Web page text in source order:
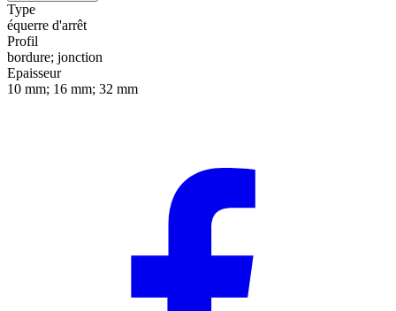
Type
équerre d'arrêt
Profil
bordure; jonction
Epaisseur
10 mm; 16 mm; 32 mm